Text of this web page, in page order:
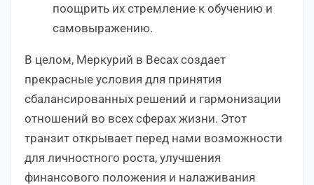
поощрить их стремление к обучению и
самовыражению.
В целом, Меркурий в Весах создает
прекрасные условия для принятия
сбалансированных решений и гармонизации
отношений во всех сферах жизни. Этот
транзит открывает перед нами возможности
для личностного роста, улучшения
финансового положения и налаживания